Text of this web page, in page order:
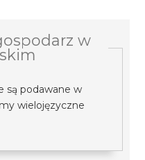
w
są podawane w
wielojęzyczne